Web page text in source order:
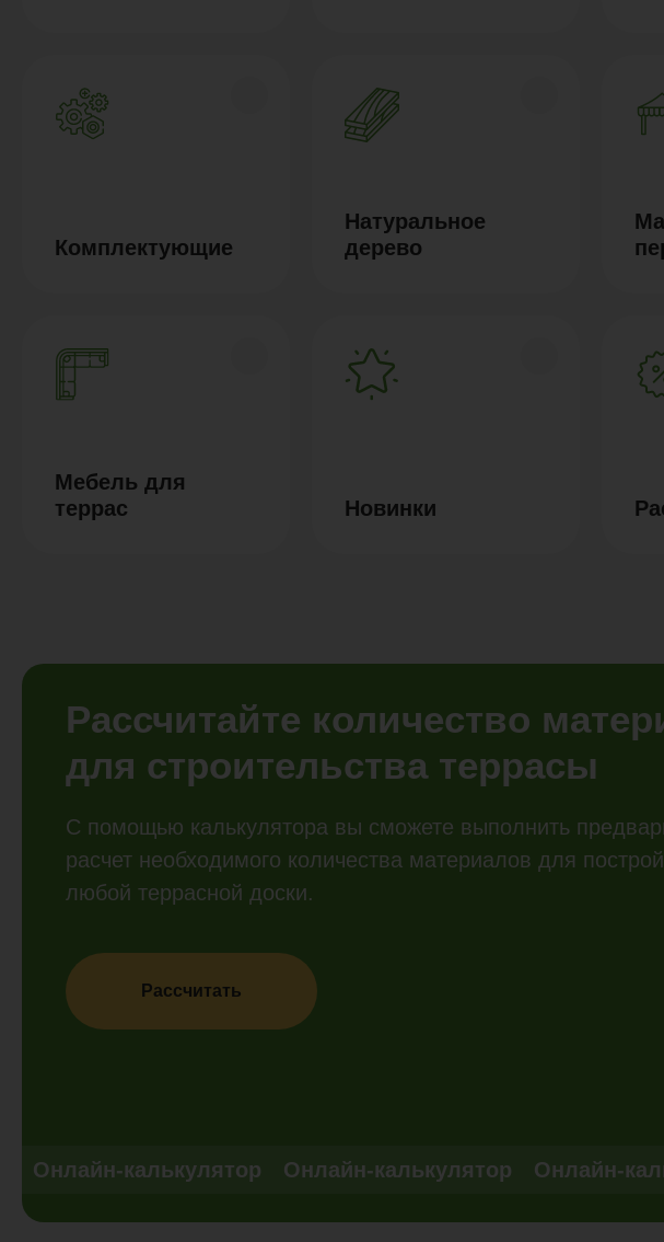
Комплектующие
Натуральное
дерево
Мебель для
террас
Новинки
Рассчитайте количество
для строительства террасы
С помощью калькулятора вы сможете выполнить
расчет необходимого количества материалов для
любой террасной доски.
Рассчитать
Онлайн-калькулятор Онлайн-калькулятор Онлайн-